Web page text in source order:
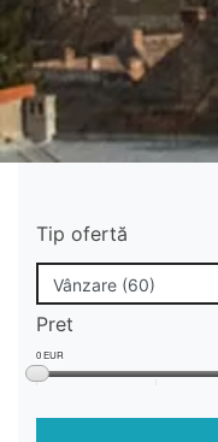
Tip ofertă
Pret
0 EUR